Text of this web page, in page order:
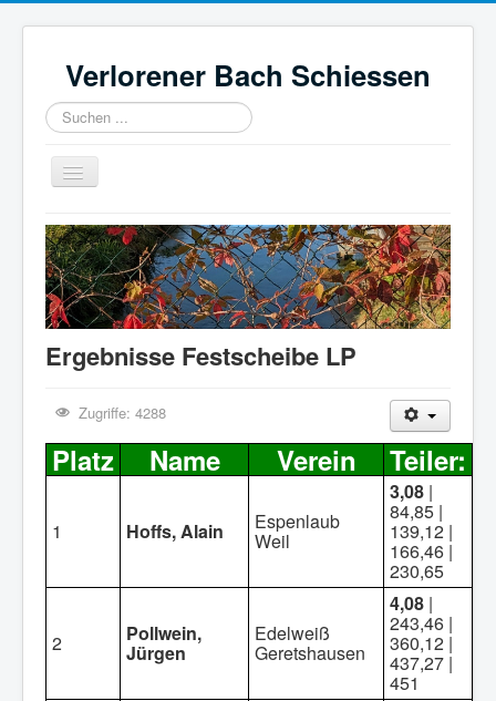
Verlorener Bach Schiessen
Suchen
...
Navigation
an/aus
Home
REGELWERK
ERGEBNISSE
HISTORIE
IMPRESSUM
Ergebnisse Festscheibe LP
Zugriffe: 4288
Platz Name Verein Teiler:
1 Hoffs, Alain Espenlaub
Weil
3,08 |
84,85 |
139,12 |
166,46 |
230,65
2 Pollwein,
Jürgen
Edelweiß
Geretshausen
4,08 |
243,46 |
360,12 |
437,27 |
451